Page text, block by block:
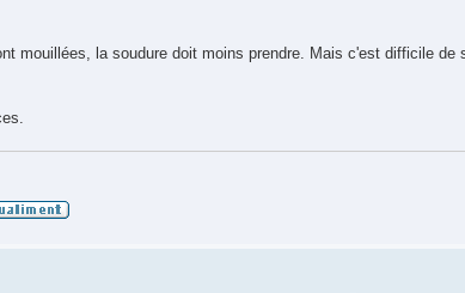
mouillées, la soudure doit moins prendre. Mais c'est difficile